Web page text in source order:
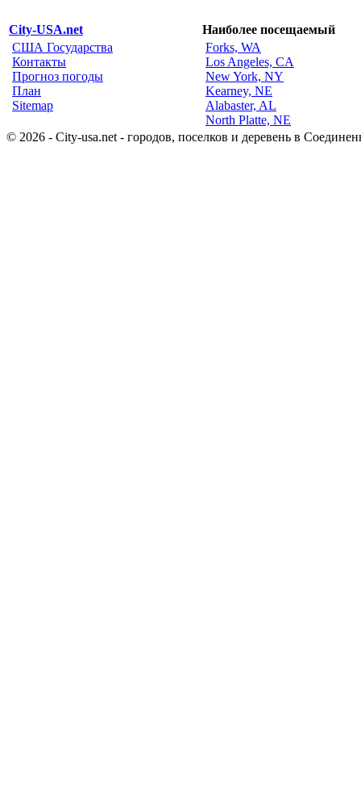
City-USA.net
Наиболее посещаемый
США Государства
Контакты
Прогноз погоды
План
Sitemap
Forks, WA
Los Angeles, CA
New York, NY
Kearney, NE
Alabaster, AL
North Platte, NE
© 2026 - City-usa.net - городов, поселков и деревень в